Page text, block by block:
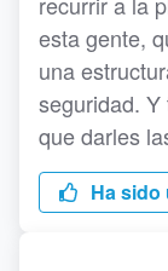
esta gente,
una
seguridad.
que darles
Ha sido